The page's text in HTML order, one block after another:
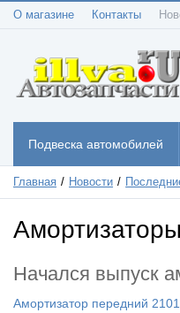
О магазине Контакты
Подвеска автомобилей
Главная Новости
Начался выпуск
Амортизатор передний